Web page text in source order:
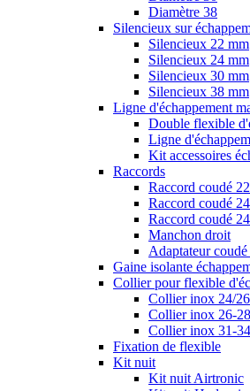
Diamètre 38
Silencieux sur
Silencieux 22 mm
Silencieux 24 mm
Silencieux 30 mm
Silencieux 38 mm
Ligne d'échappement
Double flexible
Ligne
Kit accessoires
Raccords
Raccord coudé
Raccord coudé
Raccord coudé
Manchon droit
Adaptateur
Gaine isolante
Collier pour flexible
Collier inox 24/26
Collier inox 26-28
Collier inox 31-34
Fixation de flexible
Kit nuit
Kit nuit Airtronic